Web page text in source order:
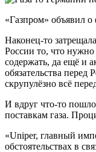
«Газпром» объявил
Наконец-то
России то, что
содержать, да ещё и
обязательства
скрупулёзно всё
И вдруг что-то
поставкам газа.
«Uniper, главный
обстоятельствах в